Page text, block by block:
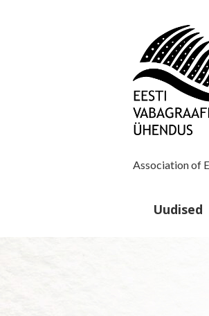
Association of
Uudised